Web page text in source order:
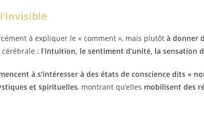
à expliquer le « comment », mais plutôt à donner
: l’intuition, le sentiment d’unité, la sensation
à s’intéresser à des états de conscience dits «
et spirituelles, montrant qu’elles mobilisent des